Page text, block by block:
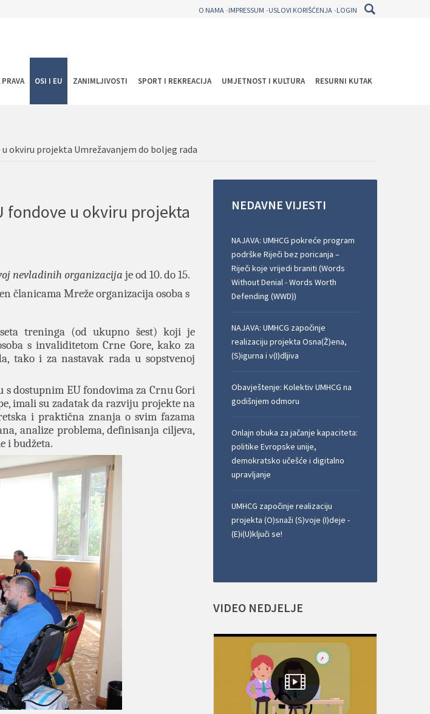
O NAMA IMPRESSUM USLOVI KORIŠĆENJA LOGIN
OSI I EU ZANIMLJIVOSTI SPORT I REKREACIJA UMJETNOST I KULTURA RESURNI KUTAK
okviru projekta Umrežavanjem do boljeg rada
fondove u okviru projekta
nevladinih organizacija je od 10. do 15.
članicama Mreže organizacija osoba s
treninga (od ukupno šest) koji je
s invaliditetom Crne Gore, kako za
tako i za nastavak rada u sopstvenoj
sdostupnim EU fondovima za Crnu Gori
imali su zadatak da razviju projekte na
i praktična znanja o svim fazama
analize problema, definisanja ciljeva,
i budžeta.
NEDAVNE VIJESTI
NAJAVA: UMHCG pokreće program
podrške Riječi bez poricanja –
Riječi koje vrijedi braniti (Words
Without Denial - Words Worth
Defending (WWD))
NAJAVA: UMHCG započinje
realizaciju projekta Osna(Ž)ena,
(S)igurna i v(I)dljiva
Obavještenje: Kolektiv UMHCG na
godišnjem odmoru
Onlajn obuka za jačanje kapaciteta:
politike Evropske unije,
demokratsko učešće i digitalno
upravljanje
UMHCG započinje realizaciju
projekta (O)snaži (S)voje (I)deje -
(E)i(U)ključi se!
VIDEO NEDJELJE